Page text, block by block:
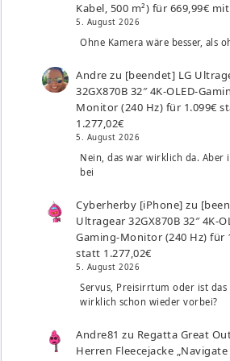
Kabel, 500 m²) für 669,99€
5. August 2026
Ohne Kamera wäre besser, als
Andre zu [beendet] LG
32GX870B 32″ 4K-OLED-
Monitor (240 Hz) für 1.099€
1.277,02€
5. August 2026
Nein, das war wirklich da. Aber
bei
Cyberherby [iPhone] zu
Ultragear 32GX870B 32″ 4K-
Gaming-Monitor (240 Hz) für
statt 1.277,02€
5. August 2026
Servus, Preisirrtum oder ist das
wirklich schon wieder vorbei?
Andre81 zu Regatta Great
Herren Fleecejacke „Navigate